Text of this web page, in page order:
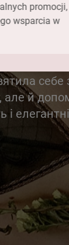
promocji,
wsparcia w
й
і